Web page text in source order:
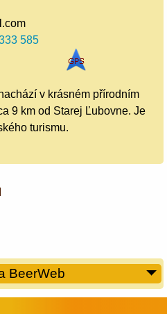
585
v krásném přírodním
9 km od Starej Ľubovne. Je
turismu.
BeerWeb